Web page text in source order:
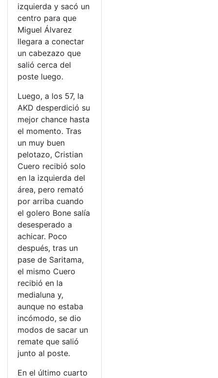
izquierda y sacó un
centro para que
Miguel Álvarez
llegara a conectar
un cabezazo que
salió cerca del
poste luego.
Luego, a los 57, la
AKD desperdició su
mejor chance hasta
el momento. Tras
un muy buen
pelotazo, Cristian
Cuero recibió solo
en la izquierda del
área, pero remató
por arriba cuando
el golero Bone salía
desesperado a
achicar. Poco
después, tras un
pase de Saritama,
el mismo Cuero
recibió en la
medialuna y,
aunque no estaba
incómodo, se dio
modos de sacar un
remate que salió
junto al poste.
En el último cuarto